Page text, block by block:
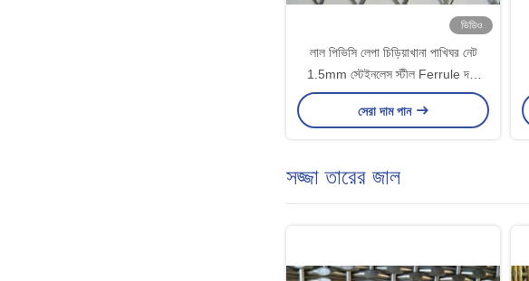
ভিডিও
লাল পিভিসি লেপা চিড়িয়াখানা পাখিঘর নেট
1.5mm স্টেইনলেস স্টীল Ferrule দড়ি
Mesh
সেরা দাম পান
সজ্জা তারের জাল